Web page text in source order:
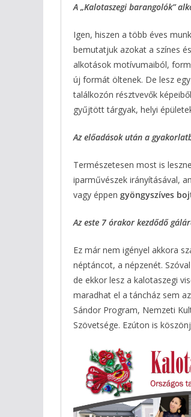
A „Kalotaszegi barangolók”
Igen, hiszen a több éves
bemutatjuk azokat a színes
alkotások motívumaiból,
új formát öltenek. De lesz
találkozón résztvevők
gyűjtött tárgyak, helyi
Az előadások után a
Természetesen most is
iparművészek irányításával,
vagy éppen gyöngyszíves
Az este 7 órakor kezdődő
Ez már nem igényel akkora
néptáncot, a népzenét.
de ekkor lesz a kalotaszegi
maradhat el a táncház sem
Sándor Program, Nemzeti
Szövetsége. Ezúton is